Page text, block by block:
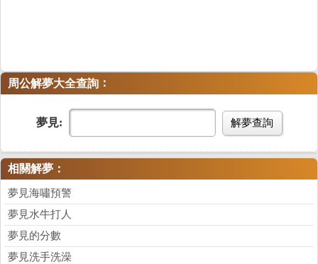
周公解夢大全查詢 ：
夢見: 解夢查詢
相關解夢：
夢見海嘯預警
夢見水牛打人
夢見的分數
夢見洗手洗澡